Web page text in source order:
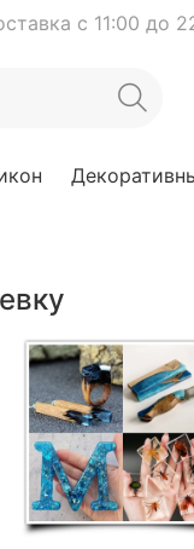
с 11:00 до